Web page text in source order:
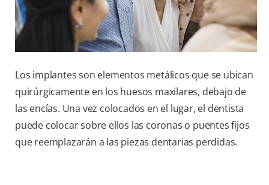
SUSCRÍBASE
Los implantes son elementos metálicos que se ubican
quirúrgicamente en los huesos maxilares, debajo de
las encías. Una vez colocados en el lugar, el dentista
puede colocar sobre ellos las coronas o puentes fijos
que reemplazarán a las piezas dentarias perdidas.